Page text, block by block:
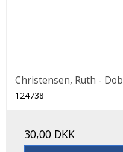
Christensen, Ruth -
124738
30,00 DKK